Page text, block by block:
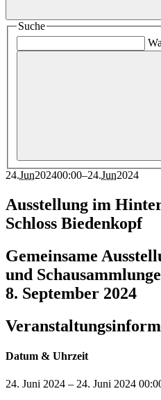
Suche
24.Jun202400:00–24.Jun2024
Ausstellung im
Schloss Biedenkopf
Gemeinsame
und
8. September 2024
Datum & Uhrzeit
24. Juni 2024 – 24. Juni 2024